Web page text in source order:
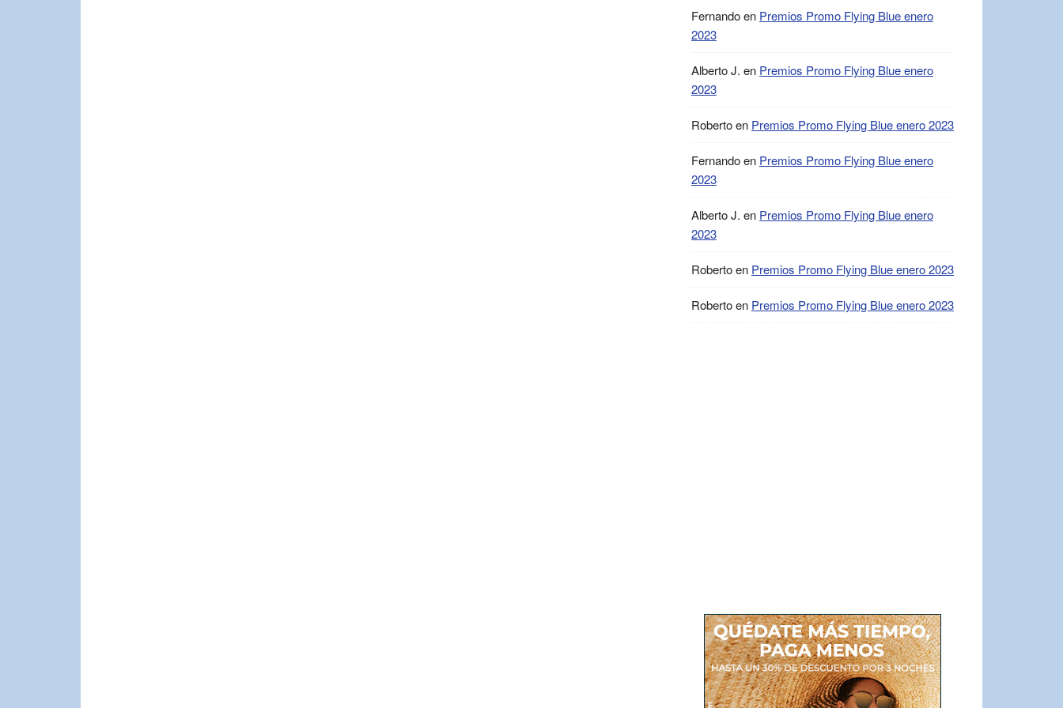
Fernandoen Premios Promo Flying Blue enero
2023
Alberto J. en Premios Promo Flying Blue enero
2023
Robertoen Premios Promo Flying Blue enero 2023
Fernandoen Premios Promo Flying Blue enero
2023
Alberto J. en Premios Promo Flying Blue enero
2023
Robertoen Premios Promo Flying Blue enero 2023
Robertoen Premios Promo Flying Blue enero 2023